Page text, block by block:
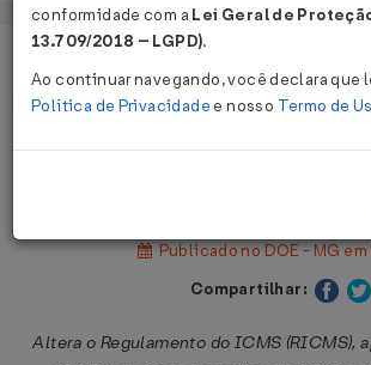
Decreto Nº 46940 DE
Publicado no DOE - MG em
Compartilhar:
Altera o Regulamento do ICMS (RICMS),
conformidade com a Lei Geral de
13.709/2018 – LGPD).
Ao continuar navegando, você declara que
Política de Privacidade e nosso Termo de